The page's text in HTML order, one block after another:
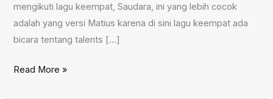
mengikuti lagu keempat, Saudara, ini yang lebih cocok
adalah yang versi Matius karena di sini lagu keempat ada
bicara tentang talents […]
Perumpamaan
Read More »